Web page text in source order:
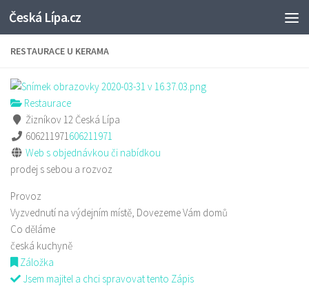
Skip to content
Česká Lípa.cz
RESTAURACE U KERAMA
Restaurace
Žizníkov 12 Česká Lípa
606211971606211971
Web s objednávkou či nabídkou
prodej s sebou a rozvoz
Provoz
Vyzvednutí na výdejním místě, Dovezeme Vám domů
Co děláme
česká kuchyně
Záložka
Jsem majitel a chci spravovat tento Zápis